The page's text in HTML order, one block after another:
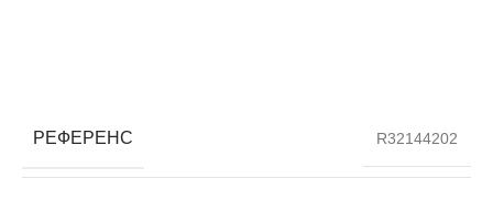
РЕФЕРЕНС R32144202